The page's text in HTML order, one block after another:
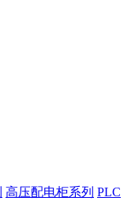
高压配电柜系列 PLC